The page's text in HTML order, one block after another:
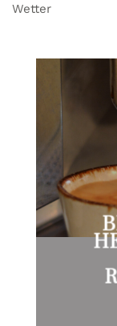
Wetter